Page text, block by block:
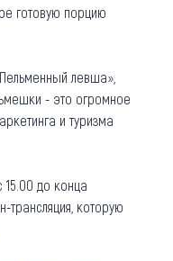
готовую порцию
левша»,
- это огромное
и туризма
15.00 до конца
трансляция, которую